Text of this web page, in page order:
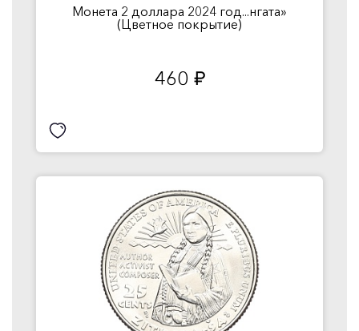
Монета 2 доллара 2024 год...нгата»
(Цветное покрытие)
460 руб.